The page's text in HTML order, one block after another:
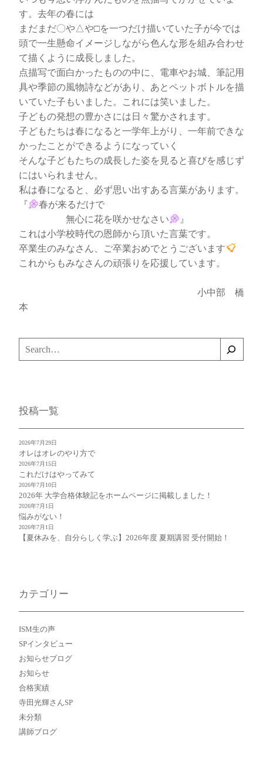
す。去年の春には
まだまだ〇や△や□を一つだけ描いていた子が今では
頭で一生懸命イメージしながら色んな形を組み合わせ
て描くように成長しました。
点描写で面白かったものの中に、電車やお城、筆記用
具や季節の風物詩などがあり、あとペットボトルを描
いていた子もいました。これには笑いました。
子どもの発想の豊かさには日々驚かされます。
子どもたちは春になると一学年上がり、一年前できな
かったことができるようになっていく
そんな子どもたちの成長した姿を見ると喜びを感じず
にはいられません。
私は春になると、必ず思い出すある言葉があります。
『
春が来るだけで
無心に花を咲かせなさい
』
これは小学校時代の恩師から頂いた言葉です。
卒業生のみなさん、ご卒業おめでとうございます
これからもみなさんの頑張りを応援しています。
小中部 橋
本
検
索
投稿一覧
オレはオレのやり方で
2026年7月29日
これだけはやってみて
2026年7月15日
2026年 大学合格体験記をホームページに掲載しました！
2026年7月10日
悩みがない！
2026年7月1日
【夏休みを、自分らしく学ぶ】2026年度 夏期講習 受付開始！
2026年7月1日
カテゴリー
ISM生の声
SPインタビュー
お知らせブログ
お知らせ
合格実績
寺田光輝さんSP
未分類
講師ブログ